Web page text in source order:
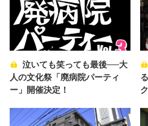
泣いても笑っても最後──大
人の文化祭「廃病院パーティ
ー」開催決定！